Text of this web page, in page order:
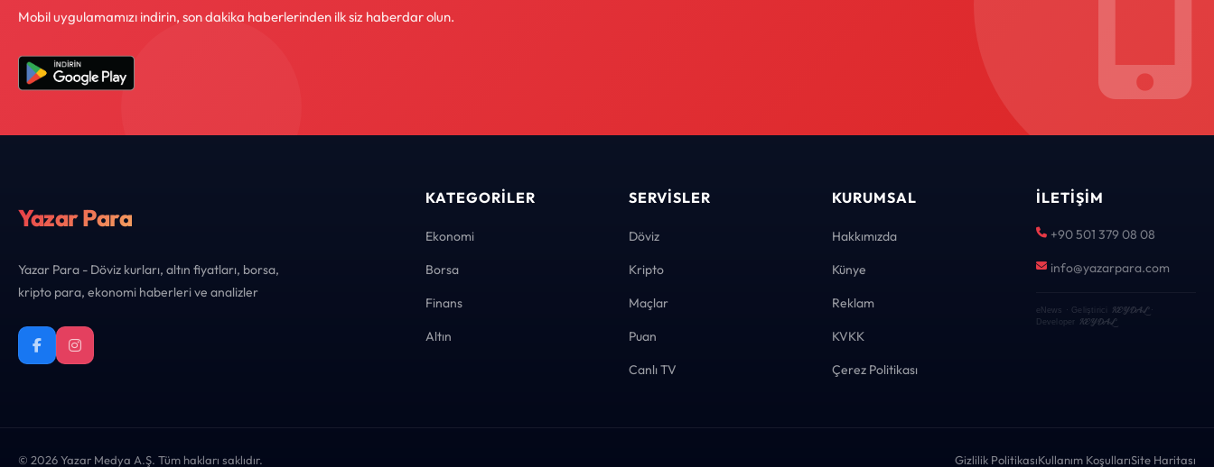
Mobil uygulamamızı indirin, son dakika haberlerinden ilk siz haberdar olun.
Yazar Para
Yazar Para - Döviz kurları, altın fiyatları, borsa,
kripto para, ekonomi haberleri ve analizler
KATEGORILER
Ekonomi
Borsa
Finans
Altın
SERVISLER
Döviz
Kripto
Maçlar
Puan
Canlı TV
KURUMSAL
Hakkımızda
Künye
Reklam
KVKK
Çerez Politikası
İLETIŞIM
+90 501 379 08 08
info@yazarpara.com
eNews · Geliştirici KEYDAL·
Developer KEYDAL
© 2026 Yazar Medya A.Ş. Tüm hakları saklıdır. Gizlilik PolitikasıKullanım KoşullarıSite Haritası